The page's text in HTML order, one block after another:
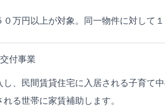
万円以上が対象。同一物件に対して１
付事業
、民間賃貸住宅に入居される子育て
る世帯に家賃補助します。